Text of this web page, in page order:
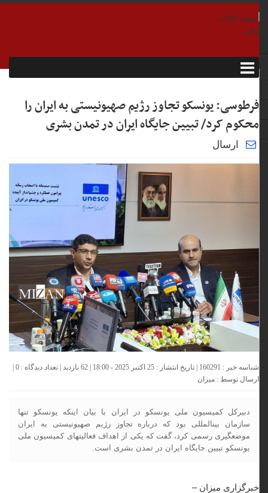
فرطوسی: یونسکو تجاوز رژیم صهیونیستی به ایران را
محکوم کرد/ تبیین جایگاه ایران در تمدن بشری
ارسال
شناسه خبر : 160291 | تاریخ انتشار : 25 اکتبر 2025 - 18:00 | 62 بازدید | تعداد دیدگاه : 0
|
ارسال توسط :میزان
دبیرکل کمیسیون ملی یونسکو در ایران با بیان اینکه یونسکو تنها
سازمان بین‎المللی بود که درباره تجاوز رژیم صهیونیستی به ایران
موضع‎گیری رسمی کرد، گفت که یکی از اهداف فعالیت‎‎های کمیسیون ملی
یونسکو تبیین جایگاه ایران در تمدن بشری است.
خبرگزاری میزان–